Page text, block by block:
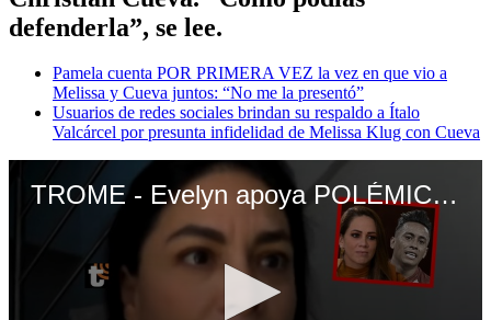
defenderla”, se lee.
Pamela cuenta POR PRIMERA VEZ la vez en que vio a
Melissa y Cueva juntos: “No me la presentó”
Usuarios de redes sociales brindan su respaldo a Ítalo
Valcárcel por presunta infidelidad de Melissa Klug con Cueva
TROME - Evelyn apoya POLÉMICO comentario en contra de Melissa Klug por escándalo de Cueva